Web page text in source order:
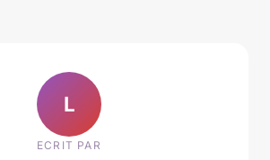
L
ECRIT PAR